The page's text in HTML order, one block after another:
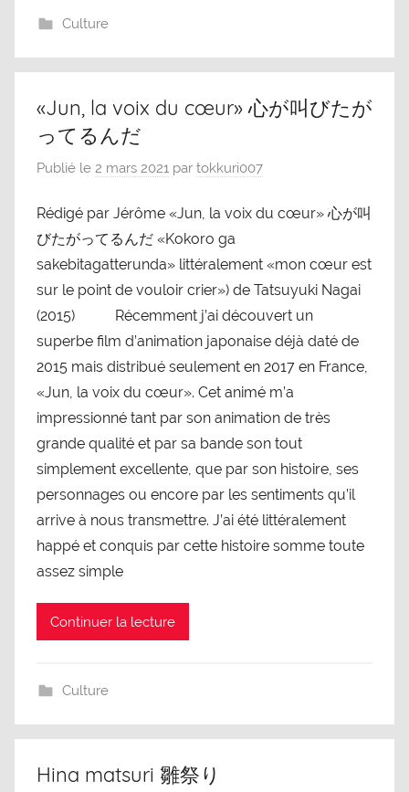
Culture
«Jun, la voix du cœur» 心が叫びたが
ってるんだ
Publié le 2 mars 2021 par tokkuri007
Rédigé par Jérôme «Jun, la voix du cœur» 心が叫
びたがってるんだ «Kokoro ga
sakebitagatterunda» littéralement «mon cœur est
sur le point de vouloir crier») de Tatsuyuki Nagai
(2015) Récemment j’ai découvert un
superbe film d’animation japonaise déjà daté de
2015 mais distribué seulement en 2017 en France,
«Jun, la voix du cœur». Cet animé m’a
impressionné tant par son animation de très
grande qualité et par sa bande son tout
simplement excellente, que par son histoire, ses
personnages ou encore par les sentiments qu’il
arrive à nous transmettre. J’ai été littéralement
happé et conquis par cette histoire somme toute
assez simple
Continuer la lecture
Culture
Hina matsuri 雛祭り